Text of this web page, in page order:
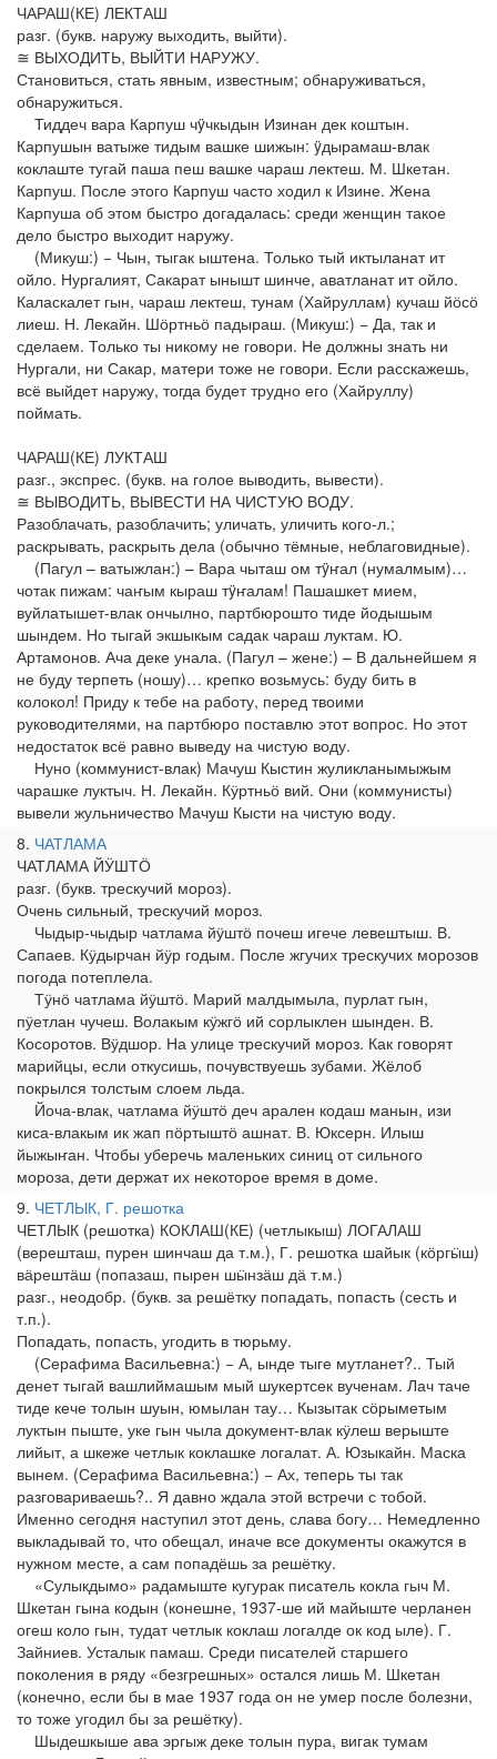
ЧАРАШ(КЕ) ЛЕКТАШ
разг. (букв. наружу выходить, выйти).
≅ ВЫХОДИТЬ, ВЫЙТИ НАРУЖУ.
Становиться, стать явным, известным; обнаруживаться,
обнаружиться.
Тиддеч вара Карпуш чÿчкыдын Изинан дек коштын.
Карпушын ватыже тидым вашке шижын: ÿдырамаш-влак
коклаште тугай паша пеш вашке чараш лектеш. М. Шкетан.
Карпуш. После этого Карпуш часто ходил к Изине. Жена
Карпуша об этом быстро догадалась: среди женщин такое
дело быстро выходит наружу.
(Микуш:) − Чын, тыгак ыштена. Только тый иктыланат ит
ойло. Нургалият, Сакарат ынышт шинче, аватланат ит ойло.
Каласкалет гын, чараш лектеш, тунам (Хайруллам) кучаш йӧсӧ
лиеш. Н. Лекайн. Шӧртньӧ падыраш. (Микуш:) − Да, так и
сделаем. Только ты никому не говори. Не должны знать ни
Нургали, ни Сакар, матери тоже не говори. Если расскажешь,
всё выйдет наружу, тогда будет трудно его (Хайруллу)
поймать.
ЧАРАШ(КЕ) ЛУКТАШ
разг., экспрес. (букв. на голое выводить, вывести).
≅ ВЫВОДИТЬ, ВЫВЕСТИ НА ЧИСТУЮ ВОДУ.
Разоблачать, разоблачить; уличать, уличить кого-л.;
раскрывать, раскрыть дела (обычно тёмные, неблаговидные).
(Пагул – ватыжлан:) – Вара чыташ ом тÿҥал (нумалмым)…
чотак пижам: чаҥым кыраш тÿҥалам! Пашашкет мием,
вуйлатышет-влак ончылно, партбюрошто тиде йодышым
шындем. Но тыгай экшыкым садак чараш луктам. Ю.
Артамонов. Ача деке унала. (Пагул – жене:) – В дальнейшем я
не буду терпеть (ношу)… крепко возьмусь: буду бить в
колокол! Приду к тебе на работу, перед твоими
руководителями, на партбюро поставлю этот вопрос. Но этот
недостаток всё равно выведу на чистую воду.
Нуно (коммунист-влак) Мачуш Кыстин жуликланымыжым
чарашке луктыч. Н. Лекайн. Кӱртньӧ вий. Они (коммунисты)
вывели жульничество Мачуш Кысти на чистую воду.
8 ЧАТЛАМА
ЧАТЛАМА ЙӰШТӦ
разг. (букв. трескучий мороз).
Очень сильный, трескучий мороз.
Чыдыр-чыдыр чатлама йӱштӧ почеш игече левештыш. В.
Сапаев. Кӱдырчан йӱр годым. После жгучих трескучих морозов
погода потеплела.
Тӱнӧ чатлама йӱштӧ. Марий малдымыла, пурлат гын,
пӱетлан чучеш. Волакым кӱжгӧ ий сорлыклен шынден. В.
Косоротов. Вӱдшор. На улице трескучий мороз. Как говорят
марийцы, если откусишь, почувствуешь зубами. Жёлоб
покрылся толстым слоем льда.
Йоча-влак, чатлама йӱштӧ деч арален кодаш манын, изи
киса-влакым ик жап пӧртыштӧ ашнат. В. Юксерн. Илыш
йыжыҥан. Чтобы уберечь маленьких синиц от сильного
мороза, дети держат их некоторое время в доме.
9 ЧЕТЛЫК, Г. решотка
ЧЕТЛЫК (решотка) КОКЛАШ(КЕ) (четлыкыш) ЛОГАЛАШ
(верешташ, пурен шинчаш да т.м.), Г. решотка шайык (кӧргӹш)
вӓрештӓш (попазаш, пырен шӹнзӓш дӓ т.м.)
разг., неодобр. (букв. за решётку попадать, попасть (сесть и
т.п.).
Попадать, попасть, угодить в тюрьму.
(Серафима Васильевна:) − А, ынде тыге мутланет?.. Тый
денет тыгай вашлиймашым мый шукертсек вученам. Лач таче
тиде кече толын шуын, юмылан тау… Кызытак сӧрыметым
луктын пыште, уке гын чыла документ-влак кӱлеш верыште
лийыт, а шкеже четлык коклашке логалат. А. Юзыкайн. Маска
вынем. (Серафима Васильевна:) − Ах, теперь ты так
разговариваешь?.. Я давно ждала этой встречи с тобой.
Именно сегодня наступил этот день, слава богу… Немедленно
выкладывай то, что обещал, иначе все документы окажутся в
нужном месте, а сам попадёшь за решётку.
«Сулыкдымо» радамыште кугурак писатель кокла гыч М.
Шкетан гына кодын (конешне, 1937-ше ий майыште черланен
огеш коло гын, тудат четлык коклаш логалде ок код ыле). Г.
Зайниев. Усталык памаш. Среди писателей старшего
поколения в ряду «безгрешных» остался лишь М. Шкетан
(конечно, если бы в мае 1937 года он не умер после болезни,
то тоже угодил бы за решётку).
Шыдешкыше ава эргыж деке толын пура, вигак тумам